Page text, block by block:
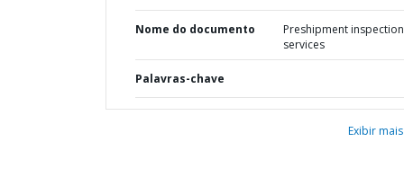
Nome do documento
Preshipment inspection
services
Palavras-chave
Exibir mais